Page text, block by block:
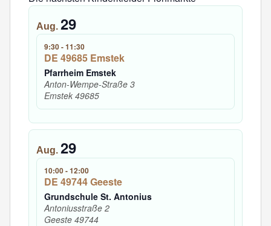
Aug. 29
9:30-11:30
DE 49685 Emstek
Pfarrheim Emstek
Anton-Wempe-Straße 3
Emstek 49685
Aug. 29
10:00-12:00
DE 49744 Geeste
Grundschule St. Antonius
Antoniusstraße 2
Geeste 49744